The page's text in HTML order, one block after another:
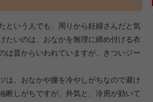
という人でも、周りから妊婦さんだと気
たいのは、おなかを無理に締め付ける衣
は昔からいわれていますが、きついジー
は、おなかや腰を冷やしがちなので避け
断しがちですが、外気と、冷房が効いて